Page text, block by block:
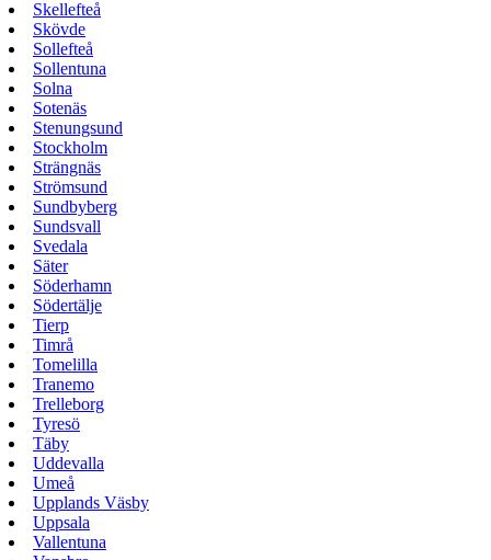
Skellefteå
Skövde
Sollefteå
Sollentuna
Solna
Sotenäs
Stenungsund
Stockholm
Strängnäs
Strömsund
Sundbyberg
Sundsvall
Svedala
Säter
Söderhamn
Södertälje
Tierp
Timrå
Tomelilla
Tranemo
Trelleborg
Tyresö
Täby
Uddevalla
Umeå
Upplands Väsby
Uppsala
Vallentuna